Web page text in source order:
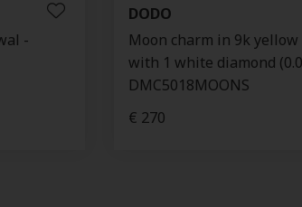
-
DODO
Moon charm in 9k yellow
with 1 white diamond
DMC5018MOONS
€ 270